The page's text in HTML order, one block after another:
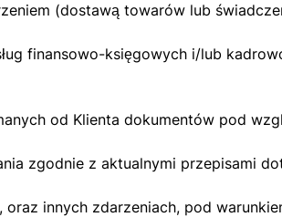
(dostawą towarów lub
finansowo-księgowych i/lub
od Klienta dokumentów pod
zgodnie z aktualnymi przepisami
innych zdarzeniach, pod